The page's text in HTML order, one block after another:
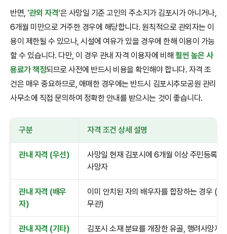
반면, '관외 자격'은 사망일 기준 고인의 주소지가 김포시가 아니거나,
6개월 미만으로 거주한 경우에 해당합니다. 원칙적으로 관외자는 이
용이 제한될 수 있으나, 시설에 여유가 있을 경우에 한해 이용이 가능
할 수 있습니다. 다만, 이 경우 관내 자격 이용자에 비해훨씬 높은 사
용료가 책정되므로 사전에 반드시 비용을 확인해야 합니다. 자격 조
건은 매우 중요하므로, 애매한 경우에는 반드시 김포시추모공원 관리
사무소에 직접 문의하여 정확한 안내를 받으시는 것이 좋습니다.
구분 자격 조건 상세 설명
관내 자격 (우선)
사망일 현재 김포시에 6개월 이상 주민등록을
사망자
관내 자격 (배우
자)
이미 안치된 자의 배우자를 합장하는 경우 (거
무관)
관내 자격 (기타) 김포시 소재 분묘를 개장한 유골, 행려사망자